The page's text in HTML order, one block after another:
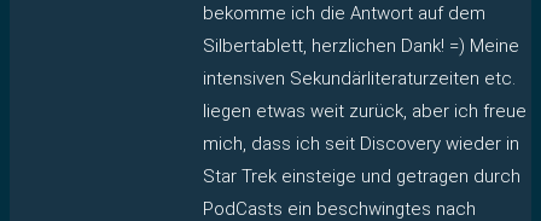
bekomme ich die Antwort auf dem
Silbertablett, herzlichen Dank! =) Meine
intensiven Sekundärliteraturzeiten etc.
liegen etwas weit zurück, aber ich freue
mich, dass ich seit Discovery wieder in
Star Trek einsteige und getragen durch
PodCasts ein beschwingtes nach